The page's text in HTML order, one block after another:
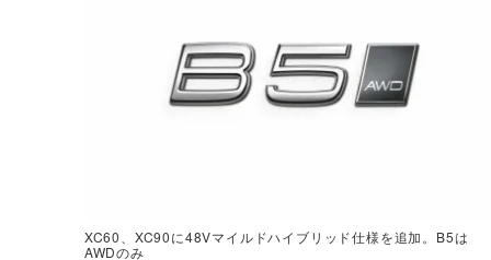
XC60、XC90に48Vマイルドハイブリッド仕様を追加。B5は
AWDのみ